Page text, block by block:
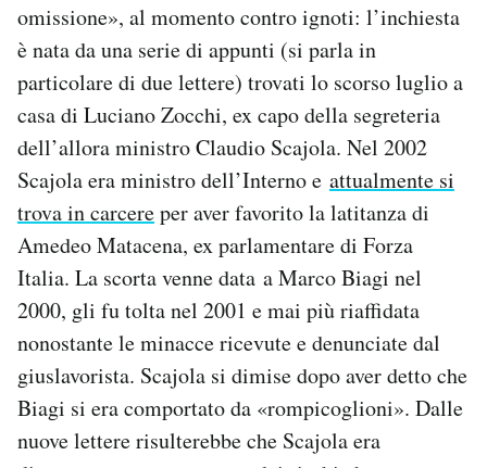
Area Personale
Newsletter
Notifiche mobile
Regala il Post
Hai bisogno di aiuto?
omissione», al momento contro ignoti: l’inchiesta
è nata da una serie di appunti (si parla in
particolare di due lettere) trovati lo scorso luglio a
casa di Luciano Zocchi, ex capo della segreteria
dell’allora ministro Claudio Scajola. Nel 2002
Scajola era ministro dell’Interno e attualmente si
trova in carcereper aver favorito la latitanza di
Amedeo Matacena, ex parlamentare di Forza
Italia. La scorta venne data a Marco Biagi nel
2000, gli fu tolta nel 2001 e mai più riaffidata
nonostante le minacce ricevute e denunciate dal
giuslavorista. Scajola si dimise dopo aver detto che
Biagi si era comportato da «rompicoglioni». Dalle
nuove lettere risulterebbe che Scajola era